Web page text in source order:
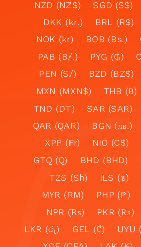
NZD (NZ$)
SGD (S$)
DKK (kr.)
BRL (R$)
NOK (kr)
BOB (Bs.)
PAB (B/.)
PYG (₲)
PEN (S/)
BZD (BZ$)
MXN (MXN$)
THB (฿)
TND (DT)
SAR (SAR)
QAR (QAR)
BGN (лв.)
XPF (Fr)
NIO (C$)
GTQ (Q)
BHD (BHD)
TZS (Sh)
ILS (₪)
MYR (RM)
PHP (₱)
NPR (₨)
PKR (₨)
LKR (රු)
GEL (₾) UYU